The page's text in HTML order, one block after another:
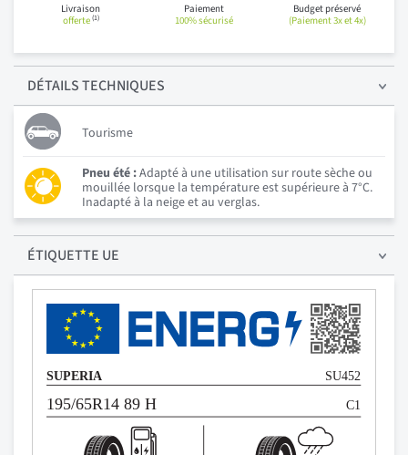
Livraison
offerte(1)
Paiement
100% sécurisé
Budget préservé
(Paiement 3x et 4x)
DÉTAILSTECHNIQUES
Tourisme
Pneu été :Adapté à une utilisation sur route sèche ou
mouillée lorsque la température est supérieure à 7°C.
Inadapté à la neige et au verglas.
ÉTIQUETTE UE